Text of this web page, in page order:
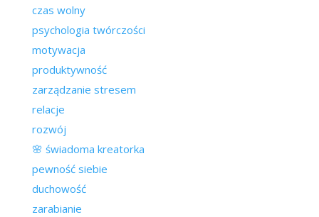
czas wolny
psychologia twórczości
motywacja
produktywność
zarządzanie stresem
relacje
rozwój
🌸 świadoma kreatorka
pewność siebie
duchowość
zarabianie